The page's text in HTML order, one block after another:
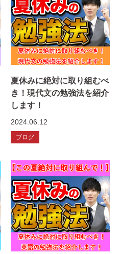
夏休みに絶対に取り組むべ
き！現代文の勉強法を紹介
します！
2024.06.12
ブログ